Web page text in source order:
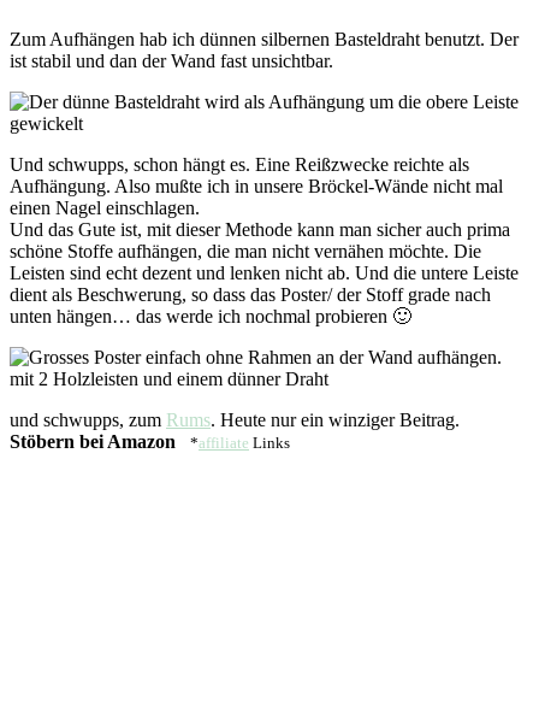
Zum Aufhängen hab ich dünnen silbernen Basteldraht benutzt. Der
ist stabil und dan der Wand fast unsichtbar.
Und schwupps, schon hängt es. Eine Reißzwecke reichte als
Aufhängung. Also mußte ich in unsere Bröckel-Wände nicht mal
einen Nagel einschlagen.
Und das Gute ist, mit dieser Methode kann man sicher auch prima
schöne Stoffe aufhängen, die man nicht vernähen möchte. Die
Leisten sind echt dezent und lenken nicht ab. Und die untere Leiste
dient als Beschwerung, so dass das Poster/ der Stoff grade nach
unten hängen… das werde ich nochmal probieren 🙂
und schwupps, zum Rums. Heute nur ein winziger Beitrag.
Stöbern bei Amazon
*affiliate Links